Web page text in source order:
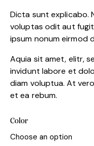
Dicta sunt explicabo.
voluptas odit aut
ipsum nonum eirmod
Aquia sit amet, elitr,
invidunt labore et
diam voluptua. At
et ea rebum.
Color